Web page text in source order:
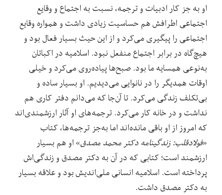
او به جز کار ادبیات و ترجمه، نسبت به اجتماع و وقایع
اجتماعی اطرافش هم حساسیت زیادی داشت و همواره وقایع
اجتماعی را پیگیری می‌کرد و از این حیث بسیار فعال بود و
هیچ‌گاه در برابر اجتماع منفعل نبود. اسلامیه در اکباتان
به‌نوعی همسایه ما بود. صبح‌ها پیاده‌روی می‌کرد و خیلی‌
اوقات همدیگر را در نانوایی می‌دیدیم. او بسیار ساده و
بی‌تکلف زندگی می‌کرد. تا آن‌جا که می‌دانم دفتر کاری هم
نداشت و در خانه کار می‌کرد. ترجمه‌های او آثار ارزشمندی‌اند
که امروز از او باقی مانده‌اند اما به‌جز ترجمه‌ها، کتاب
«فولادقلب: زندگینامه دکتر محمد مصدق» او هم بسیار
ارزشمند است؛ کتابی که در آن به دکتر مصدق و زندگی‌اش
پرداخته است. اسلامیه انسانی ملی‌اندیش بود و علاقه بسیار
به دکتر مصدق داشت.